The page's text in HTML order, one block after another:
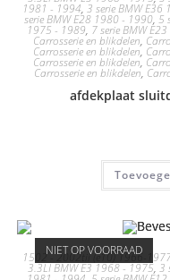
1981 - 1994, 3 serie BMW
serie BMW E28 1980 - 1990, 5
1975 - 1989, 7 serie BMW
Carrosserie en blikdelen,
Carrosserie en blikdelen,
Carrosserie en blikdelen,
Carrosserie en blikdelen,
afdekplaat
NIET OP VOORRAAD
1502 - 2002tii (e10) 1966-
3.3LI BMW E3 1968 - 1975, 3